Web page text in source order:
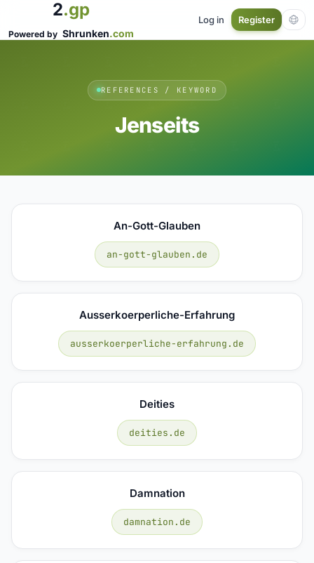
2.gp
Powered by Shrunken.com
Log in Register
REFERENCES / KEYWORD
Jenseits
An-Gott-Glauben
an-gott-glauben.de
Ausserkoerperliche-Erfahrung
ausserkoerperliche-erfahrung.de
Deities
deities.de
Damnation
damnation.de